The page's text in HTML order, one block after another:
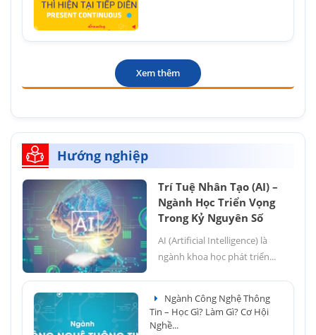
Xem thêm
Hướng nghiệp
Trí Tuệ Nhân Tạo (AI) –
Ngành Học Triển Vọng
Trong Kỷ Nguyên Số
AI (Artificial Intelligence) là
ngành khoa học phát triển...
Ngành Công Nghệ Thông
Tin – Học Gì? Làm Gì? Cơ Hội
Nghề...